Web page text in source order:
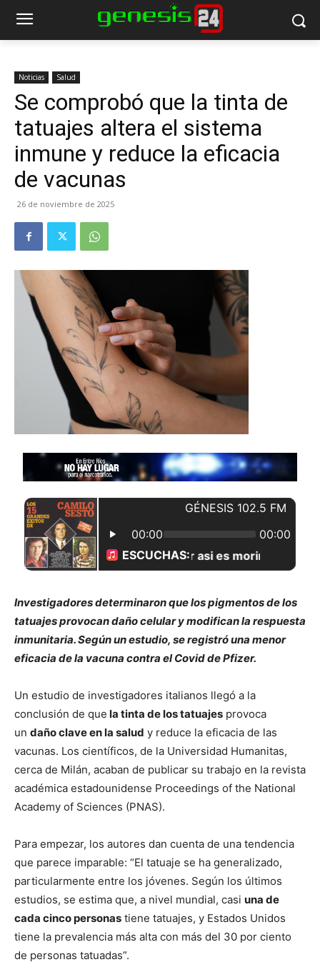
Noticias Salud
Se comprobó que la tinta de
tatuajes altera el sistema
inmune y reduce la eficacia
de vacunas
26 de noviembre de 2025
Investigadores determinaron que los pigmentos de los
tatuajes provocan daño celular y modifican la respuesta
inmunitaria. Según un estudio, se registró una menor
eficacia de la vacuna contra el Covid de Pfizer.
Un estudio de investigadores italianos llegó a la
conclusión de que la tinta de los tatuajes provoca
un daño clave en la salud y reduce la eficacia de las
vacunas. Los científicos, de la Universidad Humanitas,
cerca de Milán, acaban de publicar su trabajo en la revista
académica estadounidense Proceedings of the National
Academy of Sciences (PNAS).
Para empezar, los autores dan cuenta de una tendencia
que parece imparable: “El tatuaje se ha generalizado,
particularmente entre los jóvenes. Según los últimos
estudios, se estima que, a nivel mundial, casi una de
cada cinco personas tiene tatuajes, y Estados Unidos
tiene la prevalencia más alta con más del 30 por ciento
de personas tatuadas”.